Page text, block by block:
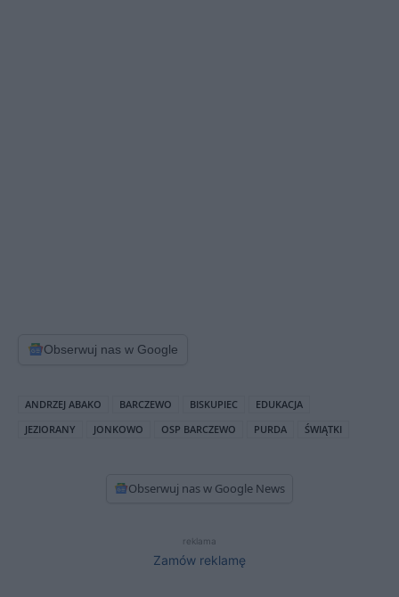
Obserwuj nas w Google
ANDRZEJ ABAKO BARCZEWO BISKUPIEC
EDUKACJA
JEZIORANY
JONKOWO OSP BARCZEWO PURDA ŚWIĄTKI
Obserwuj nas w Google News
reklama
Zamów reklamę